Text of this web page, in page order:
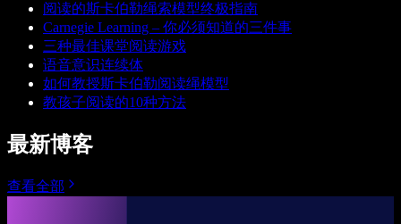
阅读的斯卡伯勒绳索模型终极指南
Carnegie Learning – 你必须知道的三件事
三种最佳课堂阅读游戏
语音意识连续体
如何教授斯卡伯勒阅读绳模型
教孩子阅读的10种方法
最新博客
查看全部